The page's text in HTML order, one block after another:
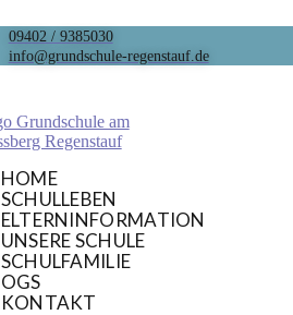
09402 / 9385030
info@grundschule-regenstauf.de
HOME
SCHULLEBEN
ELTERNINFORMATION
UNSERE SCHULE
SCHULFAMILIE
OGS
KONTAKT